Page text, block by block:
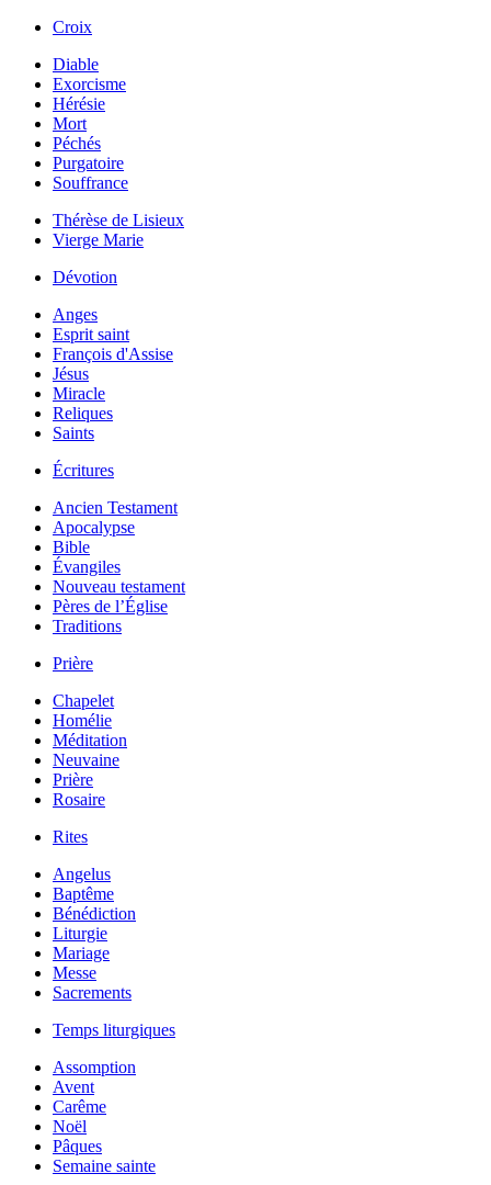
Croix
Diable
Exorcisme
Hérésie
Mort
Péchés
Purgatoire
Souffrance
Thérèse de Lisieux
Vierge Marie
Dévotion
Anges
Esprit saint
François d'Assise
Jésus
Miracle
Reliques
Saints
Écritures
Ancien Testament
Apocalypse
Bible
Évangiles
Nouveau testament
Pères de l’Église
Traditions
Prière
Chapelet
Homélie
Méditation
Neuvaine
Prière
Rosaire
Rites
Angelus
Baptême
Bénédiction
Liturgie
Mariage
Messe
Sacrements
Temps liturgiques
Assomption
Avent
Carême
Noël
Pâques
Semaine sainte